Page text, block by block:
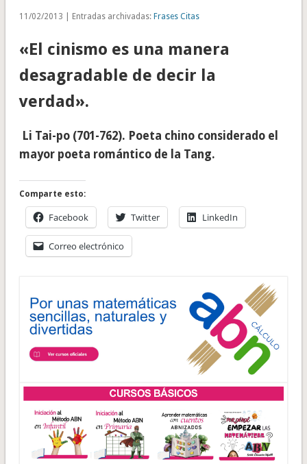
11/02/2013 | Entradas archivadas: Frases Citas
«El cinismo es una manera
desagradable de decir la
verdad».
Li Tai-po (701-762). Poeta chino considerado el
mayor poeta romántico de la Tang.
Comparte esto:
Facebook Twitter LinkedIn
Correo electrónico